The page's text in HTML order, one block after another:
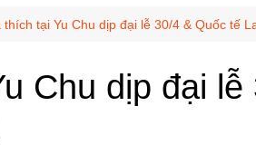
thích tại Yu Chu dịp đại lễ 30/4 & Quốc tế
Chu dịp đại lễ